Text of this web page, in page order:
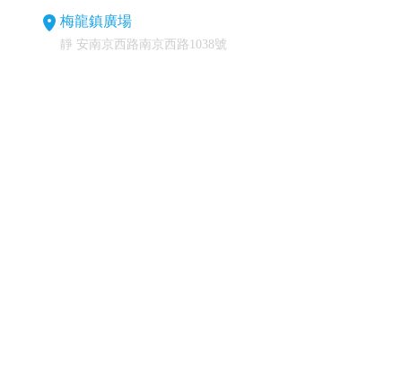
梅龍鎮廣場
靜 安南京西路南京西路1038號